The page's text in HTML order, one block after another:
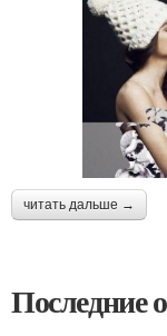
читать дальше →
Последние